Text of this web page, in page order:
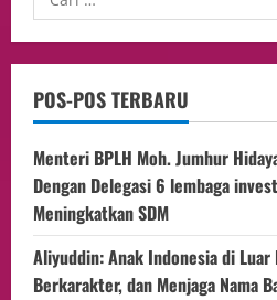
POS-POS TERBARU
Menteri BPLH Moh. Jumhur
Dengan Delegasi 6 lembaga
Meningkatkan SDM
Aliyuddin: Anak Indonesia di
Berkarakter, dan Menjaga Nama